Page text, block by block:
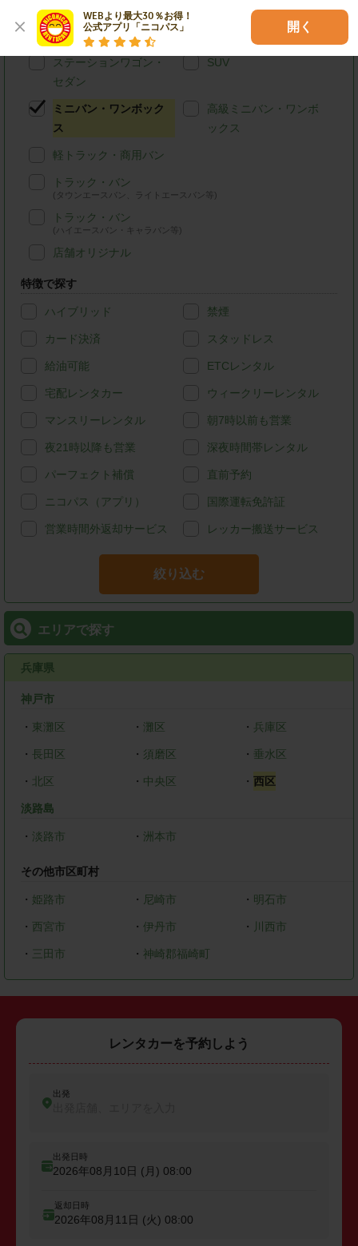
WEBより最大30％お得！
公式アプリ「ニコパス」
開く
車種別で探す
軽自動車
ステーションワゴン・
セダン
SUV
ミニバン・ワンボック
ス
高級ミニバン・ワンボ
ックス
軽トラック・商用バン
トラック・バン
(タウンエースバン、ライトエースバン等)
トラック・バン
(ハイエースバン・キャラバン等)
店舗オリジナル
特徴で探す
ハイブリッド 禁煙
カード決済 スタッドレス
給油可能 ETCレンタル
宅配レンタカー ウィークリーレンタル
マンスリーレンタル 朝7時以前も営業
夜21時以降も営業 深夜時間帯レンタル
パーフェクト補償 直前予約
ニコパス（アプリ） 国際運転免許証
営業時間外返却サービス レッカー搬送サービス
絞り込む
エリアで探す
兵庫県
神戸市
・ 東灘区 ・ 灘区 ・ 兵庫区
・ 長田区 ・ 須磨区 ・ 垂水区
・ 北区 ・ 中央区 ・西区
淡路島
・ 淡路市 ・ 洲本市
その他市区町村
・ 姫路市 ・ 尼崎市 ・ 明石市
・ 西宮市 ・ 伊丹市 ・ 川西市
・ 三田市 ・ 神崎郡福崎町
レンタカーを予約しよう
出発
出発日時
2026年08月10日 (月) 08:00
返却日時
2026年08月11日 (火) 08:00